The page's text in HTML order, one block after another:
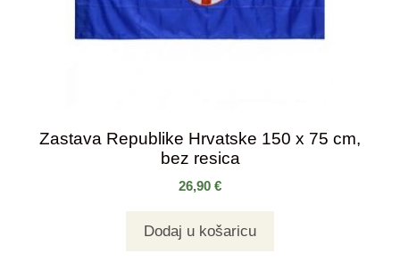
Zastava Republike Hrvatske 150 x 75 cm,
bez resica
26,90 €
Dodaj u košaricu